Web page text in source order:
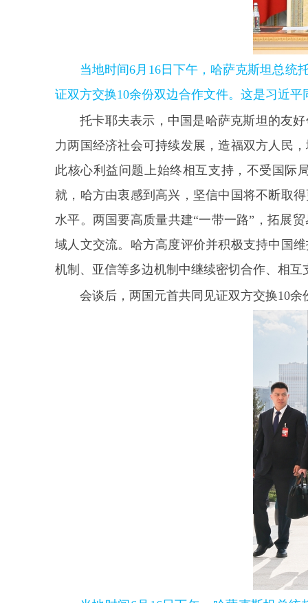
当地时间6月16日下午，哈萨克斯坦总统
证双方交换10余份双边合作文件。这是习近
托卡耶夫表示，中国是哈萨克斯坦的友
力两国经济社会可持续发展，造福双方人民
此核心利益问题上始终相互支持，不受国际
就，哈方由衷感到高兴，坚信中国将不断取
水平。两国要高质量共建“一带一路”，拓展
域人文交流。哈方高度评价并积极支持中国
机制、亚信等多边机制中继续密切合作、相
会谈后，两国元首共同见证双方交换10